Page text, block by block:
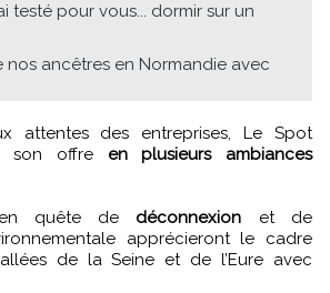
testé pour vous... dormir sur un
nos ancêtres en Normandie avec
son offre en plusieurs ambiances
en quête de déconnexion et de
apprécieront le cadre
de la Seine et de l’Eure avec